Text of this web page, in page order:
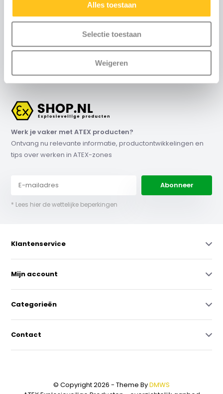
Alles toestaan
Selectie toestaan
Weigeren
8:30 uur tot 17:00 uur (telefonisch)
Weekend: via email
Contact
+31 (0)115-700502
Werk je vaker met ATEX producten?
Ontvang nu relevante informatie, productontwikkelingen en
tips over werken in ATEX-zones
Abonneer
* Lees hier de wettelijke beperkingen
Klantenservice
Mijn account
Categorieën
Contact
© Copyright 2026 - Theme ByDMWS